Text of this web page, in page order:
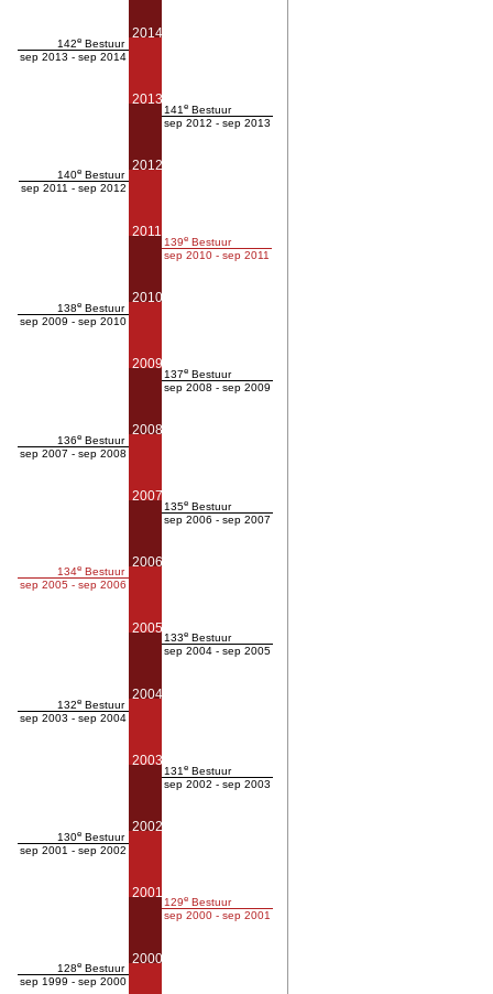
142e Bestuur
sep 2013 - sep 2014
140e Bestuur
sep 2011 - sep 2012
138e Bestuur
sep 2009 - sep 2010
136e Bestuur
sep 2007 - sep 2008
134e Bestuur
sep 2005 - sep 2006
132e Bestuur
sep 2003 - sep 2004
130e Bestuur
sep 2001 - sep 2002
128e Bestuur
sep 1999 - sep 2000
2014
2013
2012
2011
2010
2009
2008
2007
2006
2005
2004
2003
2002
2001
2000
141 e Bestuur
sep 2012 - sep 2013
139e Bestuur
sep 2010 - sep 2011
137e Bestuur
sep 2008 - sep 2009
135e Bestuur
sep 2006 - sep 2007
133e Bestuur
sep 2004 - sep 2005
131 e Bestuur
sep 2002 - sep 2003
129e Bestuur
sep 2000 - sep 2001